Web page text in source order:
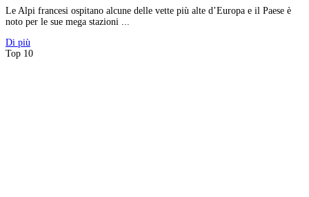
Le Alpi francesi ospitano alcune delle vette più alte d’Europa e il Paese è
noto per le sue mega stazioni ...
Di più
Top 10